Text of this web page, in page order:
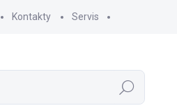
Kontakty Servis
Hledat